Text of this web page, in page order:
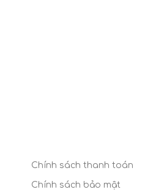
Chính sách thanh toán
Chính sách bảo mật